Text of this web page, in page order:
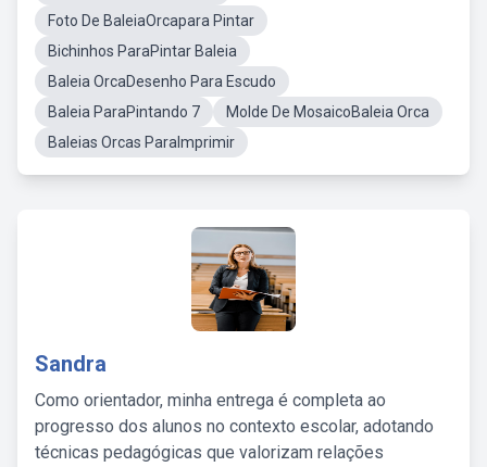
Foto De BaleiaOrcapara Pintar
Bichinhos ParaPintar Baleia
Baleia OrcaDesenho Para Escudo
Baleia ParaPintando 7
Molde De MosaicoBaleia Orca
Baleias Orcas ParaImprimir
Sandra
Como orientador, minha entrega é completa ao
progresso dos alunos no contexto escolar, adotando
técnicas pedagógicas que valorizam relações